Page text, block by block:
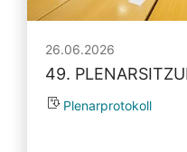
26.06.2026
49.
Plenarprotokoll